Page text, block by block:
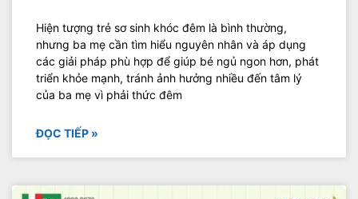
Hiện tượng trẻ sơ sinh khóc đêm là bình thường,
nhưng ba mẹ cần tìm hiểu nguyên nhân và áp dụng
các giải pháp phù hợp để giúp bé ngủ ngon hơn, phát
triển khỏe mạnh, tránh ảnh hưởng nhiều đến tâm lý
của ba mẹ vì phải thức đêm
ĐỌC TIẾP »